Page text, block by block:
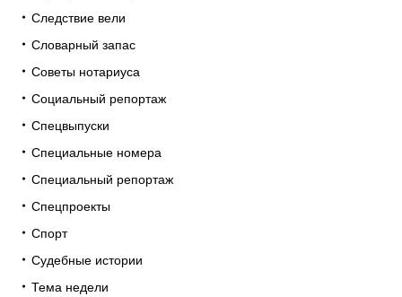
Следствие вели
Словарный запас
Советы нотариуса
Социальный репортаж
Спецвыпуски
Специальные номера
Специальный репортаж
Спецпроекты
Спорт
Судебные истории
Тема недели